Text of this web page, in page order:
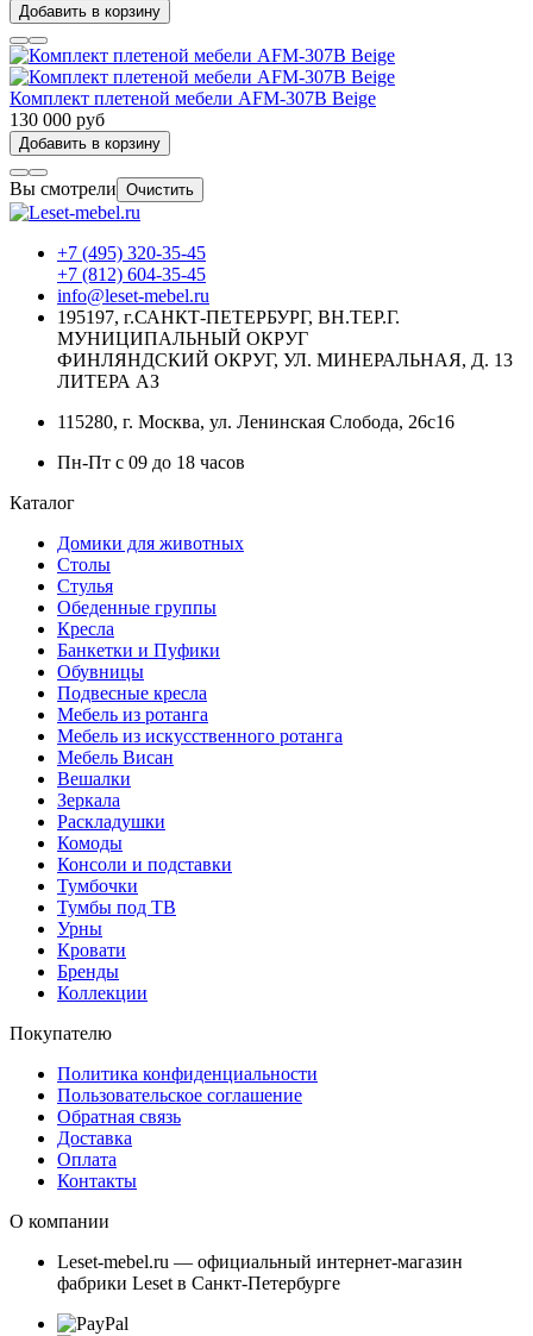
Добавить в корзину
Комплект плетеной мебели AFM-307B Beige
130 000 руб
Добавить в корзину
Вы смотрели Очистить
+7 (495) 320-35-45
+7 (812) 604-35-45
info@leset-mebel.ru
195197, г.САНКТ-ПЕТЕРБУРГ, ВН.ТЕР.Г.
МУНИЦИПАЛЬНЫЙ ОКРУГ
ФИНЛЯНДСКИЙ ОКРУГ, УЛ. МИНЕРАЛЬНАЯ, Д. 13
ЛИТЕРА АЗ
115280, г. Москва, ул. Ленинская Слобода, 26с16
Пн-Пт с 09 до 18 часов
Каталог
Домики для животных
Столы
Стулья
Обеденные группы
Кресла
Банкетки и Пуфики
Обувницы
Подвесные кресла
Мебель из ротанга
Мебель из искусственного ротанга
Мебель Висан
Вешалки
Зеркала
Раскладушки
Комоды
Консоли и подставки
Тумбочки
Тумбы под ТВ
Урны
Кровати
Бренды
Коллекции
Покупателю
Политика конфиденциальности
Пользовательское соглашение
Обратная связь
Доставка
Оплата
Контакты
О компании
Leset-mebel.ru — официальный интернет-магазин
фабрики Leset в Санкт-Петербурге